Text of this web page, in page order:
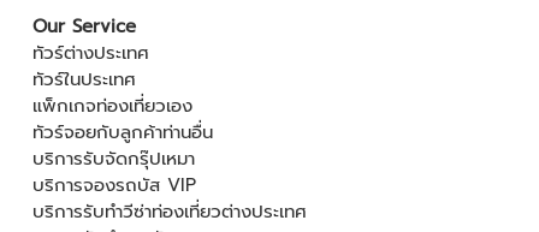
Our Service
ทัวร์ต่างประเทศ
ทัวร์ในประเทศ
แพ็กเกจท่องเที่ยวเอง
ทัวร์จอยกับลูกค้าท่านอื่น
บริการรับจัดกรุ๊ปเหมา
บริการจองรถบัส VIP
บริการรับทำวีซ่าท่องเที่ยวต่างประเทศ